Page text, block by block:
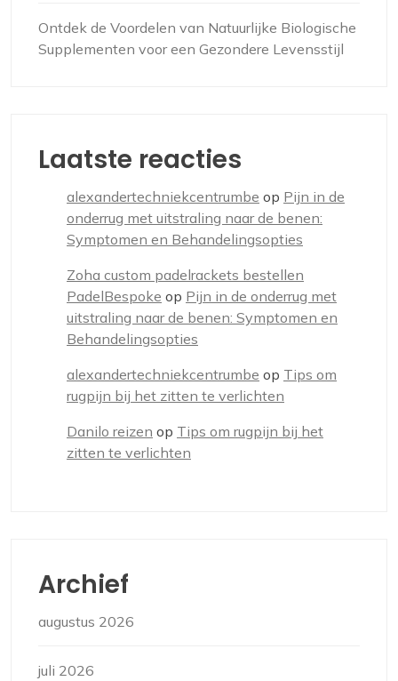
Ontdek de Voordelen van Natuurlijke Biologische
Supplementen voor een Gezondere Levensstijl
Laatste reacties
alexandertechniekcentrumbe op Pijn in de
onderrug met uitstraling naar de benen:
Symptomen en Behandelingsopties
Zoha custom padelrackets bestellen
PadelBespoke op Pijn in de onderrug met
uitstraling naar de benen: Symptomen en
Behandelingsopties
alexandertechniekcentrumbe op Tips om
rugpijn bij het zitten te verlichten
Danilo reizen op Tips om rugpijn bij het
zitten te verlichten
Archief
augustus 2026
juli 2026